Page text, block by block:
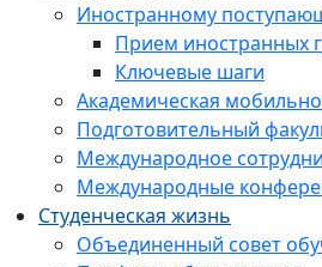
Иностранному
Прием иностранных
Ключевые шаги
Академическая
Подготовительный
Международное
Международные
Студенческая жизнь
Объединенный совет